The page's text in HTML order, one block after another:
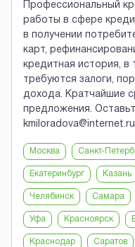
Профессиональный
работы в сфере
в получении
карт,
кредитная история, в
требуются залоги,
дохода. Кратчайшие
предложения.
kmiloradova@internet.ru
Москва Санкт-
Екатеринбург Казань
Челябинск Самара
Уфа Красноярск
Краснодар Саратов